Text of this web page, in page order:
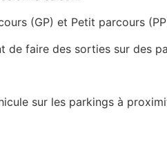
(GP) et Petit parcours
de faire des sorties sur des
sur les parkings à